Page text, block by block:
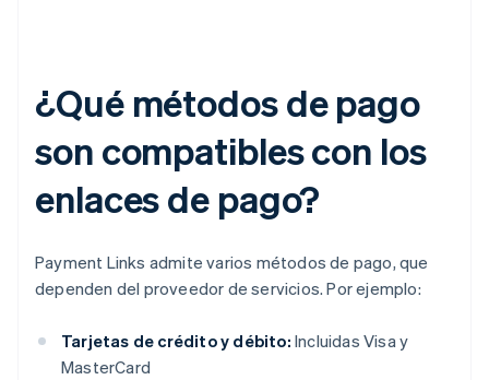
¿Qué métodos de pago
son compatibles con los
enlaces de pago?
Payment Links admite varios métodos de pago, que
dependen del proveedor de servicios. Por ejemplo:
Tarjetas de crédito y débito: Incluidas Visa y
MasterCard